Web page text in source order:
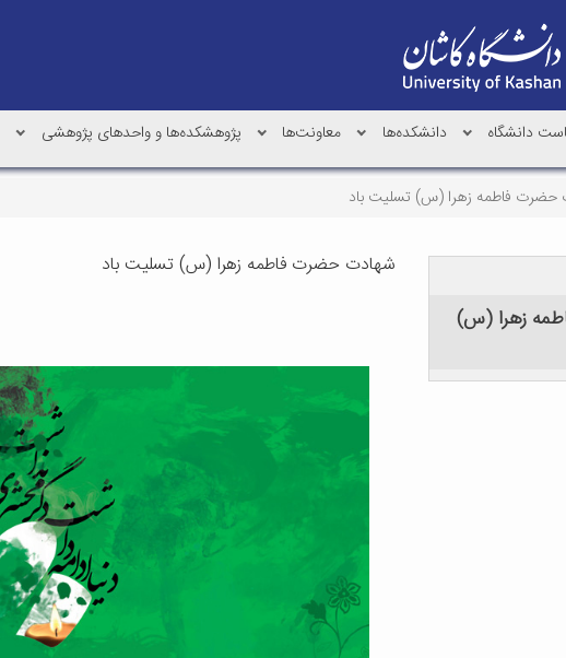
دانشگاه دانشکده‌ها معاونت‌ها پژوهشکده‌ها و واحدهای پژوهشی
حضرت فاطمه زهرا (س) تسلیت باد
شهادت حضرت فاطمه زهرا (س) تسلیت باد
زهرا (س)